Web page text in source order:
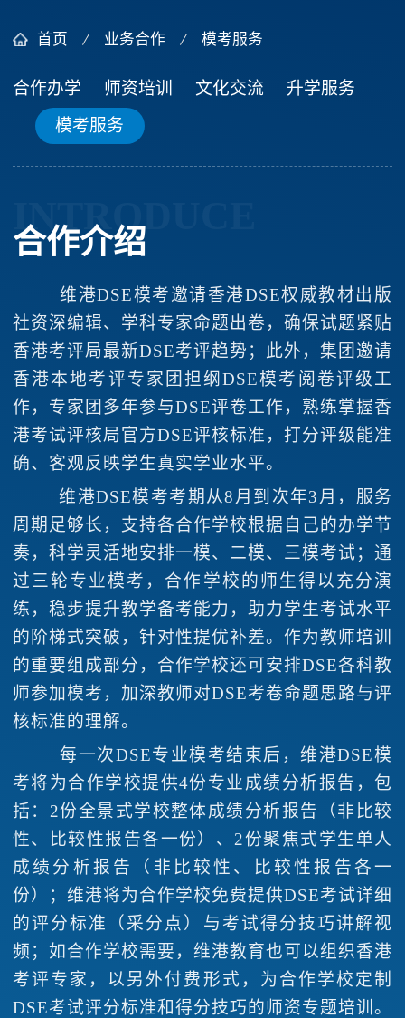
首页 业务合作 模考服务
合作办学 师资培训 文化交流
升学服务
模考服务
合作介绍
INTRODUCE
维港DSE模考邀请香港DSE权威教材出版
社资深编辑、学科专家命题出卷，确保试题紧贴
香港考评局最新DSE考评趋势；此外，集团邀请
香港本地考评专家团担纲DSE模考阅卷评级工
作，专家团多年参与DSE评卷工作，熟练掌握香
港考试评核局官方DSE评核标准，打分评级能准
确、客观反映学生真实学业水平。
维港DSE模考考期从8月到次年3月，服务
周期足够长，支持各合作学校根据自己的办学节
奏，科学灵活地安排一模、二模、三模考试；通
过三轮专业模考，合作学校的师生得以充分演
练，稳步提升教学备考能力，助力学生考试水平
的阶梯式突破，针对性提优补差。作为教师培训
的重要组成部分，合作学校还可安排DSE各科教
师参加模考，加深教师对DSE考卷命题思路与评
核标准的理解。
每一次DSE专业模考结束后，维港DSE模
考将为合作学校提供4份专业成绩分析报告，包
括：2份全景式学校整体成绩分析报告（非比较
性、比较性报告各一份）、2份聚焦式学生单人
成绩分析报告（非比较性、比较性报告各一
份）；维港将为合作学校免费提供DSE考试详细
的评分标准（采分点）与考试得分技巧讲解视
频；如合作学校需要，维港教育也可以组织香港
考评专家，以另外付费形式，为合作学校定制
DSE考试评分标准和得分技巧的师资专题培训。